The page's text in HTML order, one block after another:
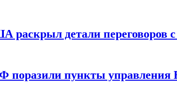
раскрыл детали переговоров
пункты